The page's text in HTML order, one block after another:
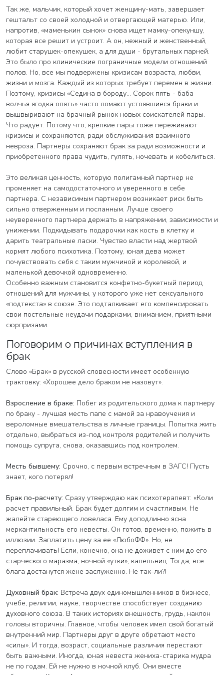
Так же, мальчик, который хочет женщину-мать, завершает
гештальт со своей холодной и отвергающей матерью. Или,
напротив, «маменькин сынок» снова ищет мамку-опекуншу,
которая все решит и устроит. А он, нежный и женственный,
любит старушек-опекушек, а для души - брутальных парней.
Это было про клинические пограничные модели отношений
полов. Но, все мы подвержены кризисам возраста, любви,
жизни и мозга. Каждый из которых требует перемен в жизни.
Поэтому, кризисы «Седина в бороду… Сорок пять - баба
волчья ягодка опять» часто ломают устоявшиеся браки и
вышвыривают на брачный рынок новых соискателей пары.
Что радует. Потому что, крепкие пары тоже переживают
кризисы и сохраняются, ради обслуживания взаимного
невроза. Партнеры сохраняют брак за ради возможности и
приобретенного права чудить, гулять, ночевать и кобелиться.
Это великая ценность, которую полигамный партнер не
променяет на самодостаточного и уверенного в себе
партнера. С независимым партнером возникает риск быть
сильно отверженным и посланным. Лучше своего
неуверенного партнера держать в напряжении, зависимости и
унижении. Подкидывать подарочки как кость в клетку и
дарить театральные ласки. Чувство власти над жертвой
кормят любого психотика. Поэтому, юная дева может
почувствовать себя с таким мужчиной и королевой, и
маленькой девочкой одновременно.
Особенно важным становится конфетно-букетный период
отношений для мужчины, у которого уже нет сексуального
«подтекста» в союзе. Это подталкивает его компенсировать
свои постельные неудачи подарками, вниманием, приятными
сюрпризами.
Поговорим о причинах вступления в
брак
Слово «Брак» в русской словесности имеет особенную
трактовку: «Хорошее дело браком не назовут».
Взросление в браке: Побег из родительского дома к партнеру
по браку - лучшая месть папе с мамой за нравоучения и
вероломные вмешательства в личные границы. Попытка жить
отдельно, выбраться из-под контроля родителей и получить
помощь супруга, снова, оказавшись под контролем.
Месть бывшему: Срочно, с первым встречным в ЗАГС! Пусть
знает, кого потерял!
Брак по-расчету: Сразу утверждаю как психотерапевт: «Коли
расчет правильный. Брак будет долгим и счастливым. Не
жалейте стареющего ловеласа. Ему доподлинно ясна
меркантильность его невесты. Он готов, временно, пожить в
иллюзии. Заплатить цену за ее «ЛюбоФФ». Но, не
переплачивать! Если, конечно, она не доживет с ним до его
старческого маразма, ночной «утки», капельниц. Тогда, все
блага достанутся жене заслуженно. Не так-ли?!
Духовный брак: Встреча двух единомышленников в бизнесе,
учебе, религии, науке, творчестве способствует созданию
духовного союза. В таких историях внешность, грудь, наклон
головы вторичны. Главное, чтобы человек имел свой богатый
внутренний мир. Партнеры друг в друге обретают место
«силы». И тогда, возраст, социальные различия перестают
быть важными. Иногда, юная невеста жениха-старика мудра
не по годам. Ей не нужно в ночной клуб. Они вместе